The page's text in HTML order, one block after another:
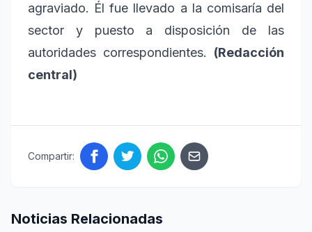
agraviado. Él fue llevado a la comisaría del
sector y puesto a disposición de las
autoridades correspondientes. (Redacción
central)
Compartir:
Noticias Relacionadas